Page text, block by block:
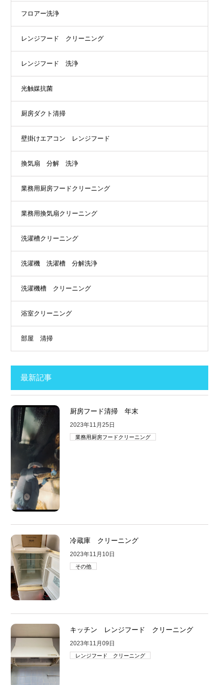
フロアー洗浄
レンジフード クリーニング
レンジフード 洗浄
光触媒抗菌
厨房ダクト清掃
壁掛けエアコン レンジフード
換気扇 分解 洗浄
業務用厨房フードクリーニング
業務用換気扇クリーニング
洗濯槽クリーニング
洗濯機 洗濯槽 分解洗浄
洗濯機槽 クリーニング
浴室クリーニング
部屋 清掃
最新記事
厨房フード清掃 年末
2023年11月25日
業務用厨房フードクリーニング
冷蔵庫 クリーニング
2023年11月10日
その他
キッチン レンジフード クリーニング
2023年11月09日
レンジフード クリーニング